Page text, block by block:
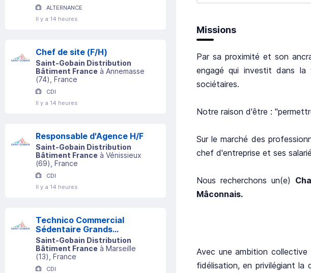
ALTERNANCE
Il y a 14 heures
Chef de site (F/H)
Saint-Gobain Distribution
Bâtiment France à Annemasse
(74) , France
CDI
Il y a 14 heures
Responsable d'Agence H/F
Saint-Gobain Distribution
Bâtiment France à Vénissieux
(69) , France
CDI
Il y a 14 heures
Technico Commercial
Sédentaire Grands
Comptes (h/f)
Saint-Gobain Distribution
Bâtiment France à Marseille
(13) , France
CDI
Missions
Par sa proximité et son
engagé qui investit dans
sociétaires.
Notre raison d'être :
Sur le marché des
chef d'entreprise et ses
Nous recherchons un(e)
Mâconnais.
Avec une ambition
fidélisation, en privilégiant